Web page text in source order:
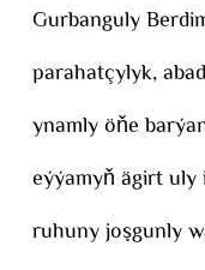
Gurbanguly
parahatçylyk,
ynamly öňe
eýýamyň ägirt uly
ruhuny joşgunly